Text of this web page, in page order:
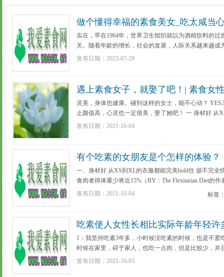
做个懂得幸福的素食美女_吃太咸当
实在，早在1964年，世界卫生组织就以为酒精饮料的
关。随着年龄的增长，社会的发展，人际关系越来越成
作、生活等方面的重要因素。而且在娱乐场所里就餐的
发布日期：2023-07-29
遇上素食女子，就娶了吧！| 素食女
灵美，身体也健康。碰到这样的女士，能不心动？
止颜值高，心灵也一定很美，娶了她吧！ 一 身材好 从
全统计，一个纯素食主义者的体重要比食肉者得体重少
发布日期：2021-10-04
有个吃素的女朋友是个怎样的体验？
一、身材好 从XS到XL的衣服都能完美hold住 据不完全
食肉者得体重少将近15%（BY：The Flexitarian Diet的
微碱性，促进新陈代谢活动，从而把蓄积体内的脂肪
标签
发布日期：2021-10-04
吃素使人女性长相比实际年龄年轻许
1：我坚持吃素3年多，小时候没吃素的时候，也是不
时候在家里，碍于家人，也吃一点肉，但是比较少，并
健康一些，之前吃肉导致牙齿不好，治疗牙齿就花几千
发布日期：2021-10-03